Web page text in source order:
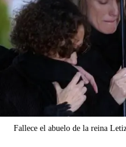
Fallece el abuelo de la reina